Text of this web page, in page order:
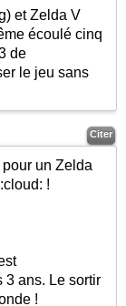
et Zelda V
écoulé cinq
de
le jeu sans
Citer
un Zelda
:cloud: !
3 ans. Le sortir
!